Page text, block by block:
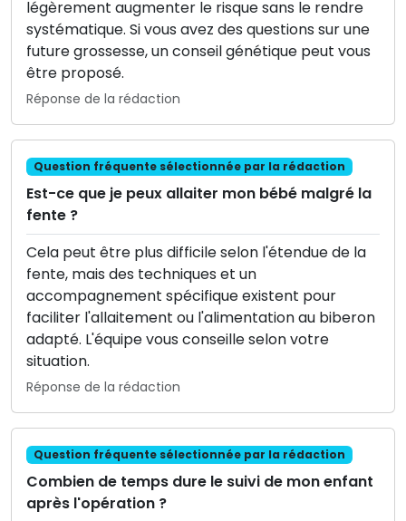
légèrement augmenter le risque sans le rendre
systématique. Si vous avez des questions sur une
future grossesse, un conseil génétique peut vous
être proposé.
Réponse de la rédaction
Question fréquente sélectionnée par la rédaction
Est-ce que je peux allaiter mon bébé malgré la
fente ?
Cela peut être plus difficile selon l'étendue de la
fente, mais des techniques et un
accompagnement spécifique existent pour
faciliter l'allaitement ou l'alimentation au biberon
adapté. L'équipe vous conseille selon votre
situation.
Réponse de la rédaction
Question fréquente sélectionnée par la rédaction
Combien de temps dure le suivi de mon enfant
après l'opération ?